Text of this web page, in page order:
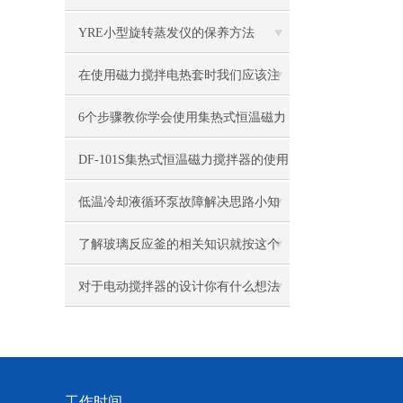
YRE小型旋转蒸发仪的保养方法
在使用磁力搅拌电热套时我们应该注
意什么？
6个步骤教你学会使用集热式恒温磁力
搅拌器
DF-101S集热式恒温磁力搅拌器的使用
需要留意哪些问题?
低温冷却液循环泵故障解决思路小知
识
了解玻璃反应釜的相关知识就按这个
顺序来
对于电动搅拌器的设计你有什么想法